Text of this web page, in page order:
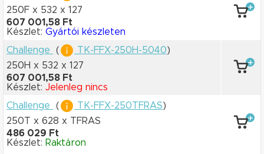
250F x 532 x 127
607 001,58 Ft
Készlet: Gyártói készleten
Challenge
( TK-FFX-250H-5040)
250H x 532 x 127
607 001,58 Ft
Készlet: Jelenleg nincs
Challenge
( TK-FFX-250TFRAS)
250T x 628 x TFRAS
486 029 Ft
Készlet: Raktáron